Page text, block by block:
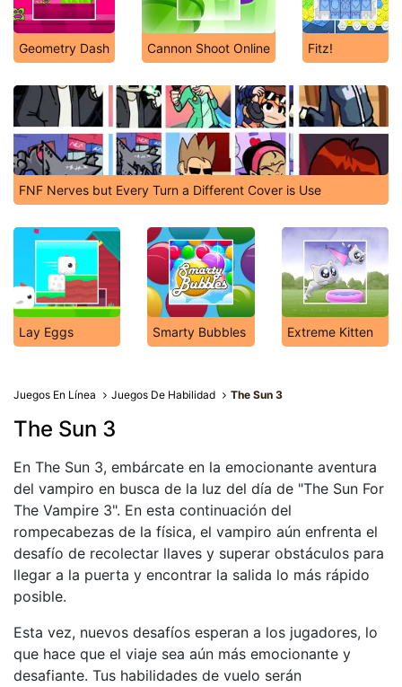
Geometry Dash Cannon Shoot Online Fitz!
FNF Nerves but Every Turn a Different Cover is Use
Lay Eggs Smarty Bubbles Extreme Kitten
Juegos En Línea Juegos De Habilidad The Sun 3
The Sun 3
En The Sun 3, embárcate en la emocionante aventura
del vampiro en busca de la luz del día de "The Sun For
The Vampire 3". En esta continuación del
rompecabezas de la física, el vampiro aún enfrenta el
desafío de recolectar llaves y superar obstáculos para
llegar a la puerta y encontrar la salida lo más rápido
posible.
Esta vez, nuevos desafíos esperan a los jugadores, lo
que hace que el viaje sea aún más emocionante y
desafiante. Tus habilidades de vuelo serán